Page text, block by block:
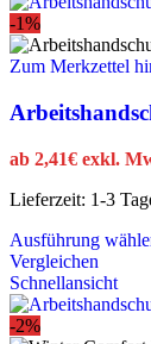
-1%
Zum Merkzettel
ab 2,41€ exkl.
Lieferzeit: 1-3
Ausführung
Vergleichen
Schnellansicht
-2%